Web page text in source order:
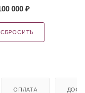
000 ₽
СБРОСИТЬ
ОПЛАТА